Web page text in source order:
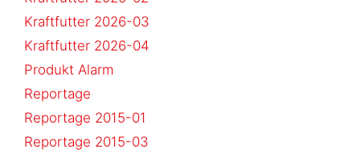
Kraftfutter 2026-03
Kraftfutter 2026-04
Produkt Alarm
Reportage
Reportage 2015-01
Reportage 2015-03